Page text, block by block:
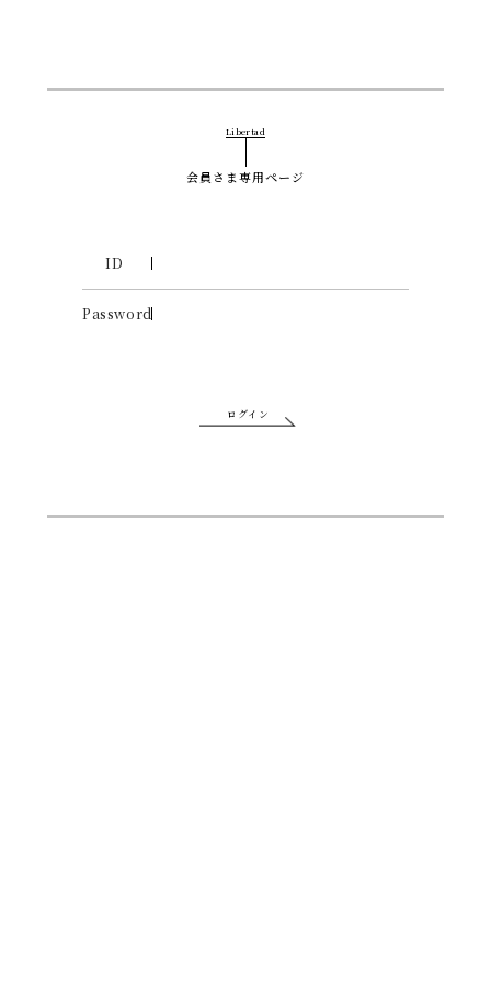
Libertad
会員さま専用ページ
ID
Password